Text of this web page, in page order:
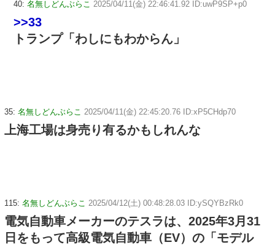
40: 名無しどんぶらこ 2025/04/11(金) 22:46:41.92 ID:uwP9SP+p0
>>33
トランプ「わしにもわからん」
35: 名無しどんぶらこ 2025/04/11(金) 22:45:20.76 ID:xP5CHdp70
上海工場は身売り有るかもしれんな
115: 名無しどんぶらこ 2025/04/12(土) 00:48:28.03 ID:ySQYBzRk0
電気自動車メーカーのテスラは、2025年3月31
日をもって高級電気自動車（EV）の「モデル